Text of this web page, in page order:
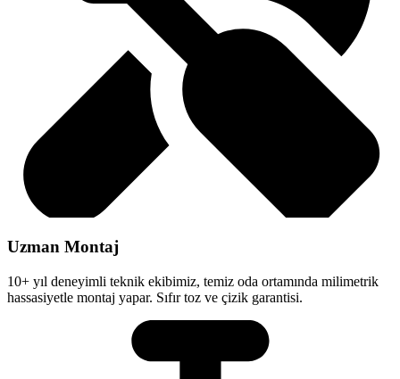
Uzman Montaj
10+ yıl deneyimli teknik ekibimiz, temiz oda ortamında milimetrik
hassasiyetle montaj yapar. Sıfır toz ve çizik garantisi.